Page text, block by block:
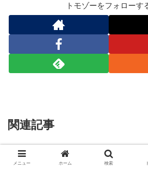
トモゾーをフォローす
関連記事
パンラン等 野々市・四十万
どうも、トモゾー
メニュー ホーム 検索